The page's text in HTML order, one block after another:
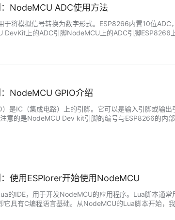
：NodeMCU ADC使用方法
于将模拟信号转换为数字形式。ESP8266内置10位
DevKit上的ADC引脚NodeMCU上的ADC引脚ESP8266
：NodeMCU GPIO介绍
是IC（集成电路）上的引脚。它可以是输入引脚或输
意的是NodeMCU Dev kit引脚的编号与ESP8266的内
：使用ESPlorer开始使用NodeMCU
的IDE，用于开发NodeMCU的应用程序。Lua脚本通
它具有C编程语言基础。从NodeMCU的Lua脚本开始，